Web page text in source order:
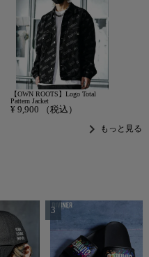
【OWN ROOTS】Logo Total
Pattern Jacket
¥ 9,900 （税込）
chevron_right もっと見る